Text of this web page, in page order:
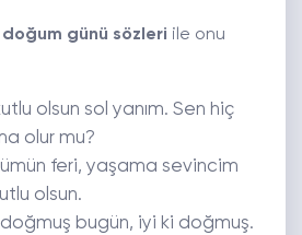
günü sözleri ile onu
olsun sol yanım. Sen hiç
olur mu?
feri, yaşama sevincim
olsun.
bugün, iyi ki doğmuş.